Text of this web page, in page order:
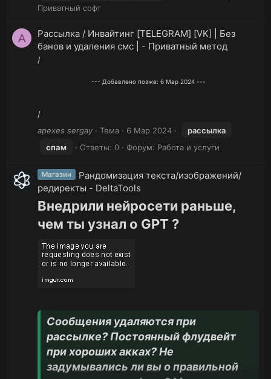
Приватный софт
A
Рассылка / Инвайтинг [TELEGRAM] [VK] | Без
банов и удаления смс | - Приватный метод
/
--- Добавлено позже: 6 Мар 2024---
/
apexes sergay
Тема 6 Мар 2024
рассылка
спам
Ответы: 0 Форум: Работа и услуги
Магазин
Рандомизация текста/изображений/
редиректы - DeltaTools
Внедрили нейросети раньше,
чем ты узнал о GPT ?
Сообщения удаляются при
рассылке? Постоянный флудвейт
при хороших акках? Не
задумывались ли вы о правильной